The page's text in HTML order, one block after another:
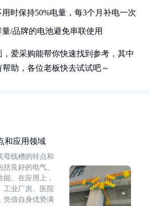
用时保持50%电量，每3个月补电一次
量/品牌的电池避免串联使用
爱采购能帮你快速找到参考，其中
助，各位老板快去试试吧～
和应用领域
母线槽的特点和
良好的电气、
。在应用上，
工业厂房、医院
凭借自身优势满